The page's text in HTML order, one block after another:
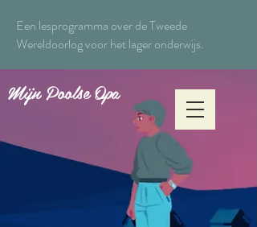
Mijn Poolse Opa
Een lesprogramma over de Tweede
Wereldoorlog voor het lager onderwijs.